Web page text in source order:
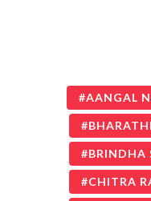
AANGAL
BRINDHA
CHITRA